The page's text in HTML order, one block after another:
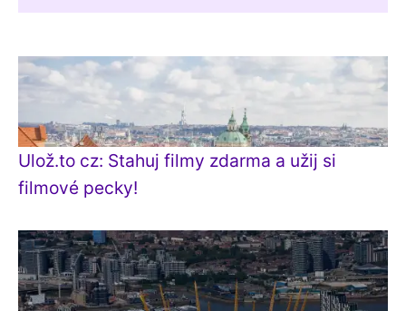
Ulož.to cz: Stahuj filmy zdarma a užij si
filmové pecky!